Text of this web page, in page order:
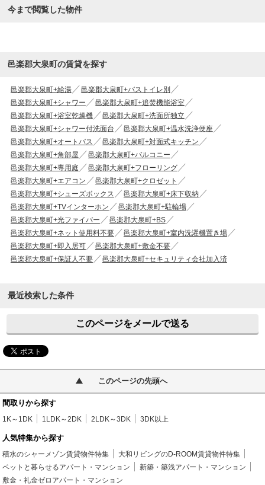
今まで閲覧した物件
邑楽郡大泉町の賃貸を探す
邑楽郡大泉町+給湯
邑楽郡大泉町+バストイレ別
邑楽郡大泉町+シャワー
邑楽郡大泉町+追焚機能浴室
邑楽郡大泉町+浴室乾燥機
邑楽郡大泉町+洗面所独立
邑楽郡大泉町+シャワー付洗面台
邑楽郡大泉町+温水洗浄便座
邑楽郡大泉町+オートバス
邑楽郡大泉町+対面式キッチン
邑楽郡大泉町+角部屋
邑楽郡大泉町+バルコニー
邑楽郡大泉町+専用庭
邑楽郡大泉町+フローリング
邑楽郡大泉町+エアコン
邑楽郡大泉町+クロゼット
邑楽郡大泉町+シューズボックス
邑楽郡大泉町+床下収納
邑楽郡大泉町+TVインターホン
邑楽郡大泉町+駐輪場
邑楽郡大泉町+光ファイバー
邑楽郡大泉町+BS
邑楽郡大泉町+ネット使用料不要
邑楽郡大泉町+室内洗濯機置き場
邑楽郡大泉町+即入居可
邑楽郡大泉町+敷金不要
邑楽郡大泉町+保証人不要
邑楽郡大泉町+セキュリティ会社加入済
最近検索した条件
このページをメールで送る
このページの先頭へ
間取りから探す
1K～1DK 1LDK～2DK 2LDK～3DK 3DK以上
人気特集から探す
積水のシャーメゾン賃貸物件特集
大和リビングのD-ROOM賃貸物件特集
ペットと暮らせるアパート・マンション
新築・築浅アパート・マンション
敷金・礼金ゼロアパート・マンション